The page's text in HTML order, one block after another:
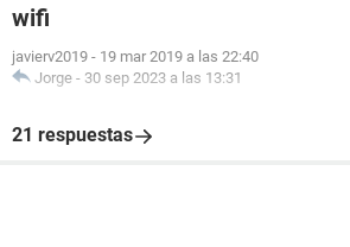
wifi
javierv2019 - 19 mar 2019 a las 22:40
Jorge - 30 sep 2023 a las 13:31
21 respuestas